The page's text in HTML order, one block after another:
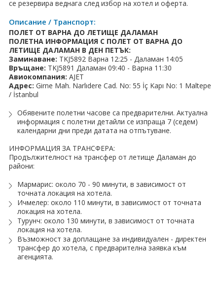
Празници в България
Предколедни
Нова година
Великден 2026
ЕКЗОТИКА
Екзотични почивки
КРУИЗИ
САМОЛЕТНИ БИЛЕТИ
Хотели в България
Хотели в чужбина
ЕЗИКОВО УЧИЛИЩЕ
SUMMER ENGLISH TALENTS ACADEMY
се резервира веднага след избор на хотел и оферта.
Описание / Транспорт:
ПОЛЕТ ОТ ВАРНА ДО ЛЕТИЩЕ ДАЛАМАН
ПОЛЕТНА ИНФОРМАЦИЯ С ПОЛЕТ ОТ ВАРНА ДО
ЛЕТИЩЕ ДАЛАМАН В ДЕН ПЕТЪК:
Заминаване: TKJ5892 Варна 12:25 - Даламан 14:05
Връщане: TKJ5891 Даламан 09:40 - Варна 11:30
Авиокомпания: AJET
Адрес: Girne Mah. Narlıdere Cad. No: 55 İç Kapı No: 1 Maltepe
/ İstanbul
Обявените полетни часове са предварителни. Актуална
информация с полетни детайли се изпраща 7 (седем)
календарни дни преди датата на отпътуване.
ИНФОРМАЦИЯ ЗА ТРАНСФЕРА:
Продължителност на трансфер от летище Даламан до
райони:
Мармарис: около 70 - 90 минути, в зависимост от
точната локация на хотела.
Ичмелер: около 110 минути, в зависимост от точната
локация на хотела.
Турунч: около 130 минути, в зависимост от точната
локация на хотела.
Възможност за доплащане за индивидуален - директен
трансфер до хотела, с предварителна заявка към
агенцията.